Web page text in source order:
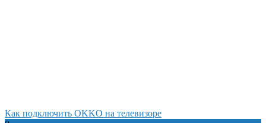
Как подключить OKKO на телевизоре